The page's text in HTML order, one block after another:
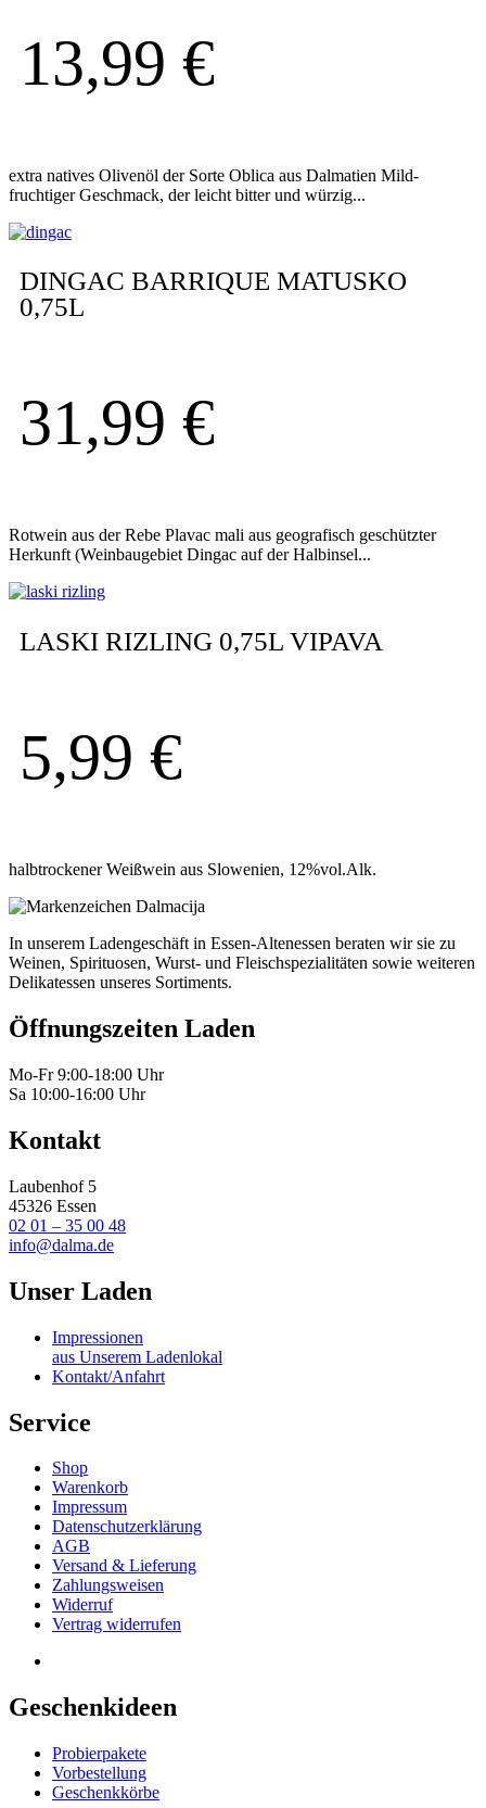
13,99 €
extra natives Olivenöl der Sorte Oblica aus Dalmatien Mild-
fruchtiger Geschmack, der leicht bitter und würzig...
DINGAC BARRIQUE MATUSKO
0,75L
31,99 €
Rotwein aus der Rebe Plavac mali aus geografisch geschützter
Herkunft (Weinbaugebiet Dingac auf der Halbinsel...
LASKI RIZLING 0,75L VIPAVA
5,99 €
halbtrockener Weißwein aus Slowenien, 12%vol.Alk.
In unserem Ladengeschäft in Essen-Altenessen beraten wir sie zu
Weinen, Spirituosen, Wurst- und Fleischspezialitäten sowie weiteren
Delikatessen unseres Sortiments.
Öffnungszeiten Laden
Mo-Fr 9:00-18:00 Uhr
Sa 10:00-16:00 Uhr
Kontakt
Laubenhof 5
45326 Essen
02 01 – 35 00 48
info@dalma.de
Unser Laden
Impressionen
aus Unserem Ladenlokal
Kontakt/Anfahrt
Service
Shop
Warenkorb
Impressum
Datenschutzerklärung
AGB
Versand & Lieferung
Zahlungsweisen
Widerruf
Vertrag widerrufen
Geschenkideen
Probierpakete
Vorbestellung
Geschenkkörbe